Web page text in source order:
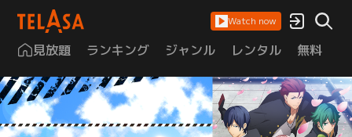
Watch now
見放題 ランキング ジャンル レンタル 無料